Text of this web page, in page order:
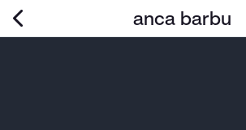
anca barbu